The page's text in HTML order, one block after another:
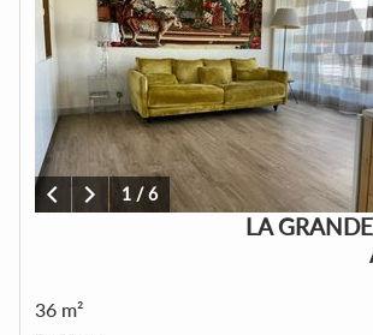
1 /6
LA
36 m²